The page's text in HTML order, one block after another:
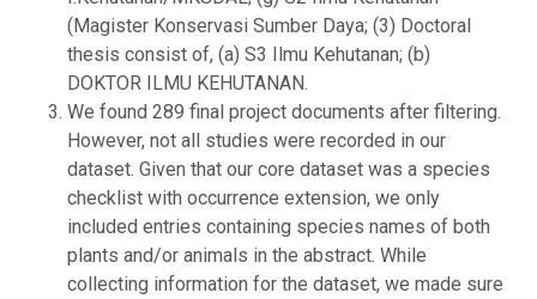
(Magister Konservasi Sumber Daya; (3) Doctoral
thesis consist of, (a) S3 Ilmu Kehutanan; (b)
DOKTOR ILMU KEHUTANAN.
We found 289 final project documents after filtering.
However, not all studies were recorded in our
dataset. Given that our core dataset was a species
checklist with occurrence extension, we only
included entries containing species names of both
plants and/or animals in the abstract. While
collecting information for the dataset, we made sure